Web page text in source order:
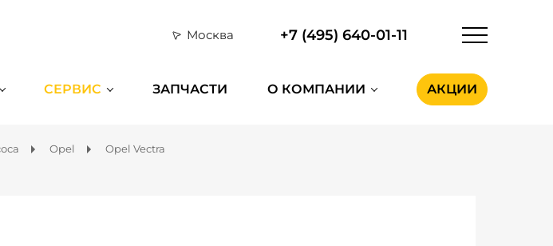
Москва +7 (495) 640-01-11
СЕРВИС ЗАПЧАСТИ О КОМПАНИИ АКЦИИ
Opel Opel Vectra